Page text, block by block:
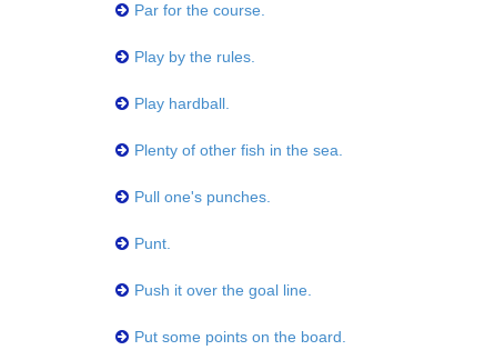
Par for the course.
Play by the rules.
Play hardball.
Plenty of other fish in the sea.
Pull one's punches.
Punt.
Push it over the goal line.
Put some points on the board.